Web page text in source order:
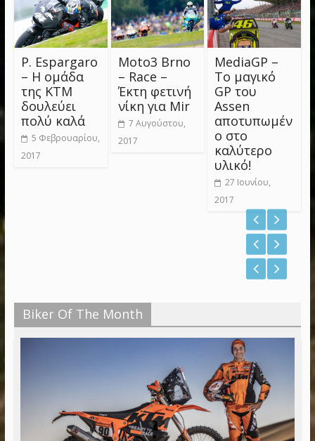
P. Espargaro
– Η ομάδα
της KTM
δουλεύει
πολύ καλά
5 Φεβρουαρίου,
2017
Moto3 Brno
– Race –
Έκτη φετινή
νίκη για Mir
7 Αυγούστου,
2017
MediaGP –
Το μαγικό
GP του
Assen
αποτυπωμέν
ο στο
καλύτερο
υλικό!
27 Ιουνίου,
2017
Biker Of The Month